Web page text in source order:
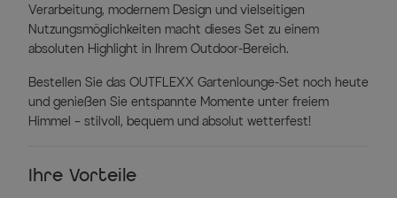
Verarbeitung, modernem Design und vielseitigen
Nutzungsmöglichkeiten macht dieses Set zu einem
absoluten Highlight in Ihrem Outdoor-Bereich.
Bestellen Sie das OUTFLEXX Gartenlounge-Set noch heute
und genießen Sie entspannte Momente unter freiem
Himmel – stilvoll, bequem und absolut wetterfest!
Ihre Vorteile